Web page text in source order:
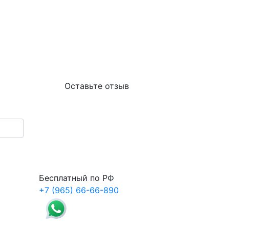
Оставьте отзыв
Бесплатный по РФ
+7 (965) 66-66-890